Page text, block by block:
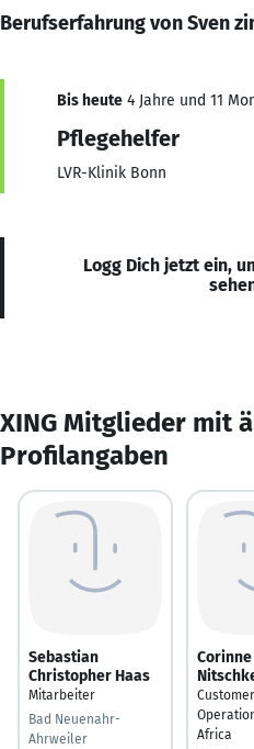
Berufserfahrung von Sven
Bis heute 4 Jahre und 11
Pflegehelfer
LVR-Klinik Bonn
Logg Dich jetzt ein,
XING Mitglieder mit
Profilangaben
Sebastian
Christopher Haas
Mitarbeiter
Bad Neuenahr-
Ahrweiler
Africa